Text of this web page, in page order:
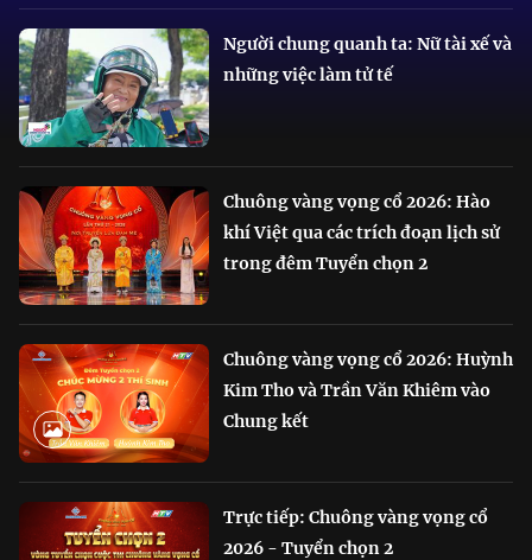
Người chung quanh ta: Nữ tài xế và
những việc làm tử tế
Chuông vàng vọng cổ 2026: Hào
khí Việt qua các trích đoạn lịch sử
trong đêm Tuyển chọn 2
Chuông vàng vọng cổ 2026: Huỳnh
Kim Tho và Trần Văn Khiêm vào
Chung kết
Trực tiếp: Chuông vàng vọng cổ
2026 - Tuyển chọn 2